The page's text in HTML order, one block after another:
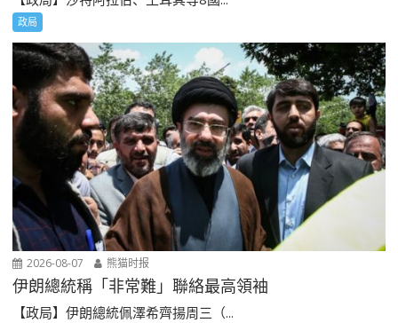
政局
2026-08-07 熊猫时报
伊朗總統稱「非常難」聯絡最高領袖
【政局】伊朗總統佩澤希齊揚周三（...